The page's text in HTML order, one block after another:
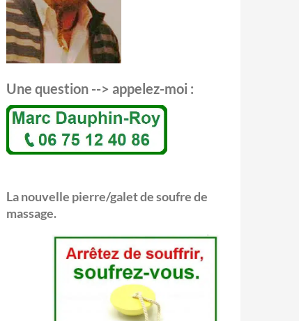
Une question --> appelez-moi :
La nouvelle pierre/galet de soufre de
massage.